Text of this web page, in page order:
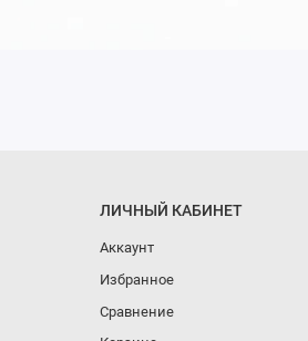
ЛИЧНЫЙ КАБИНЕТ
Аккаунт
Избранное
Сравнение